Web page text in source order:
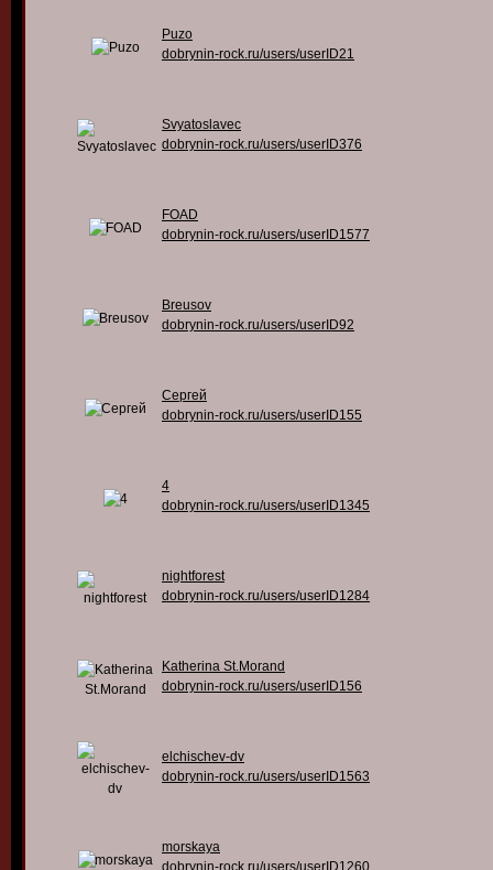
Puzo
dobrynin-rock.ru/users/userID21
Svyatoslavec
dobrynin-rock.ru/users/userID376
FOAD
dobrynin-rock.ru/users/userID1577
Breusov
dobrynin-rock.ru/users/userID92
Сергей
dobrynin-rock.ru/users/userID155
4
dobrynin-rock.ru/users/userID1345
nightforest
dobrynin-rock.ru/users/userID1284
Katherina St.Morand
dobrynin-rock.ru/users/userID156
elchischev-dv
dobrynin-rock.ru/users/userID1563
morskaya
dobrynin-rock.ru/users/userID1260